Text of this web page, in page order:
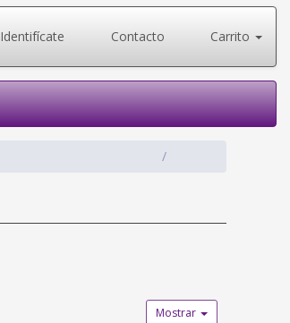
Identifícate Contacto Carrito
Mostrar